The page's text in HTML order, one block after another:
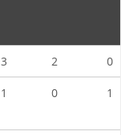
3 2 0
1 0 1